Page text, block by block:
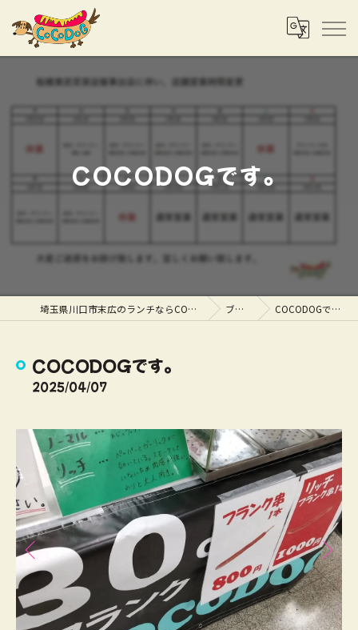
COCODOGです。
埼玉県川口市末広のランチならCOCODOG ブログ COCODOGです。
COCODOGです。
2025/04/07